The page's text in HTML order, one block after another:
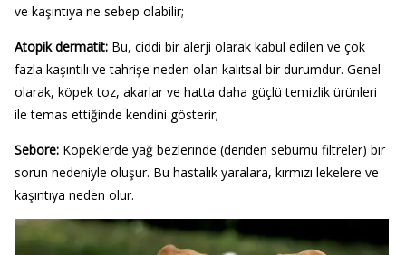
ve kaşıntıya ne sebep olabilir;
Atopik dermatit:Bu, ciddi bir alerji olarak kabul edilen ve çok
fazla kaşıntılı ve tahrişe neden olan kalıtsal bir durumdur. Genel
olarak, köpek toz, akarlar ve hatta daha güçlü temizlik ürünleri
ile temas ettiğinde kendini gösterir;
Sebore: Köpeklerde yağ bezlerinde (deriden sebumu filtreler) bir
sorun nedeniyle oluşur. Bu hastalık yaralara, kırmızı lekelere ve
kaşıntıya neden olur.